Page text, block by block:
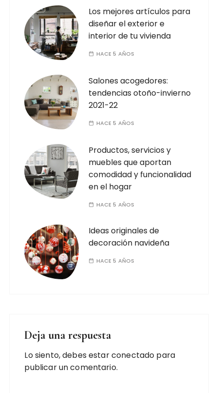
Los mejores artículos para
diseñar el exterior e
interior de tu vivienda
HACE 5 AÑOS
Salones acogedores:
tendencias otoño-invierno
2021-22
HACE 5 AÑOS
Productos, servicios y
muebles que aportan
comodidad y funcionalidad
en el hogar
HACE 5 AÑOS
Ideas originales de
decoración navideña
HACE 5 AÑOS
Deja una respuesta
Lo siento, debes estarconectado para
publicar un comentario.